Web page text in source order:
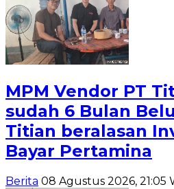
MPM Vendor PT
sudah 6 Bulan
Titian beralasan
Bayar Pertamina
Berita 08 Agustus 2026, 21:05